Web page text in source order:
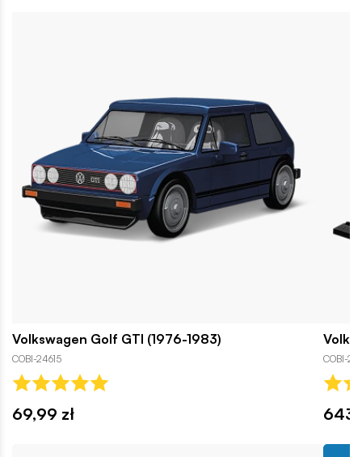
Volkswagen Golf GTI (1976-1983)
COBI-24615
69,99 zł
COBI-